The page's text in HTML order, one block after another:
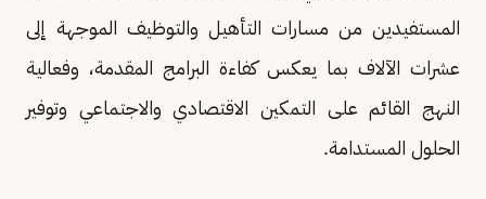
المستفيدين من مسارات التأهيل والتوظيف الموجهة إلى
عشرات الآلاف بما يعكس كفاءة البرامج المقدمة، وفعالية
النهج القائم على التمكين الاقتصادي والاجتماعي وتوفير
الحلول المستدامة.